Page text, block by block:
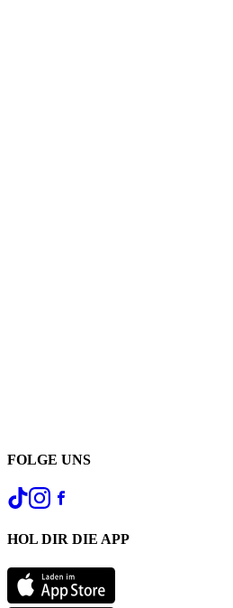
FOLGE UNS
HOL DIR DIE APP